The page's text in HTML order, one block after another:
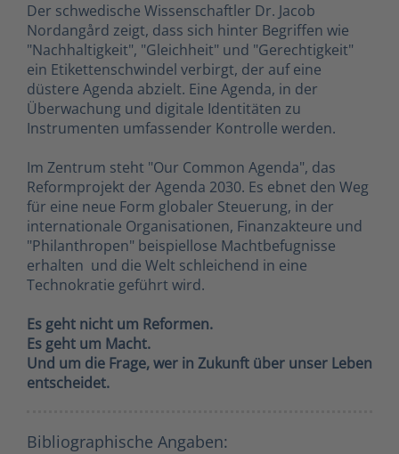
Der schwedische Wissenschaftler Dr. Jacob
Nordangård zeigt, dass sich hinter Begriffen wie
"Nachhaltigkeit", "Gleichheit" und "Gerechtigkeit"
ein Etikettenschwindel verbirgt, der auf eine
düstere Agenda abzielt. Eine Agenda, in der
Überwachung und digitale Identitäten zu
Instrumenten umfassender Kontrolle werden.
Im Zentrum steht "Our Common Agenda", das
Reformprojekt der Agenda 2030. Es ebnet den Weg
für eine neue Form globaler Steuerung, in der
internationale Organisationen, Finanzakteure und
"Philanthropen" beispiellose Machtbefugnisse
erhalten  und die Welt schleichend in eine
Technokratie geführt wird.
Es geht nicht um Reformen.
Es geht um Macht.
Und um die Frage, wer in Zukunft über unser Leben
entscheidet.
Bibliographische Angaben: